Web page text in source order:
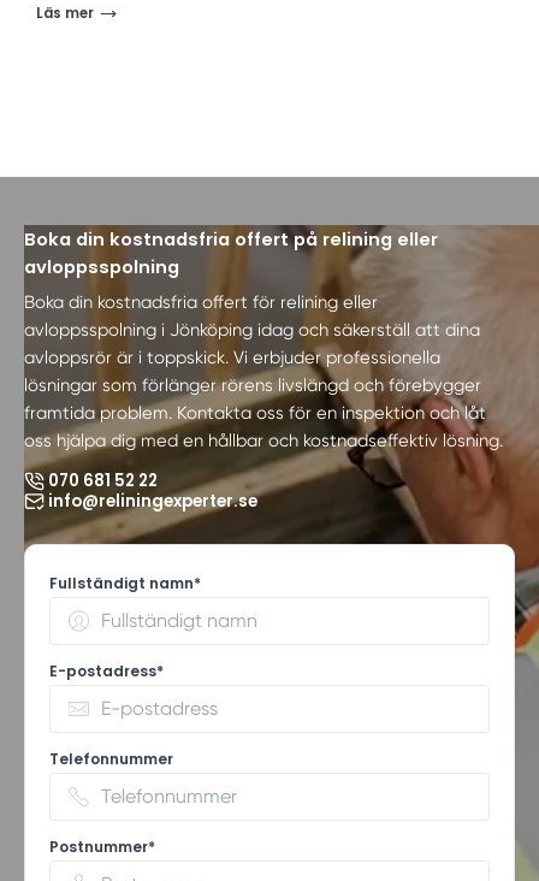
Läs mer
Boka din kostnadsfria offert på relining eller
avloppsspolning
Boka din kostnadsfria offert för relining eller
avloppsspolning i Jönköping idag och säkerställ att dina
avloppsrör är i toppskick. Vi erbjuder professionella
lösningar som förlänger rörens livslängd och förebygger
framtida problem. Kontakta oss för en inspektion och låt
oss hjälpa dig med en hållbar och kostnadseffektiv lösning.
070 681 52 22
info@reliningexperter.se
Fullständigt namn*
E-postadress*
Telefonnummer
Postnummer*